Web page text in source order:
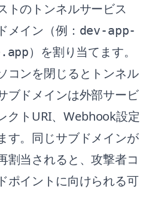
トのトンネルサービス
メイン（例： dev-app-
）を割り当てます。
コンを閉じるとトンネル
ブドメインは外部サービ
クトURI、Webhook設定
す。同じサブドメインが
割当されると、攻撃者コ
ポイントに向けられる可